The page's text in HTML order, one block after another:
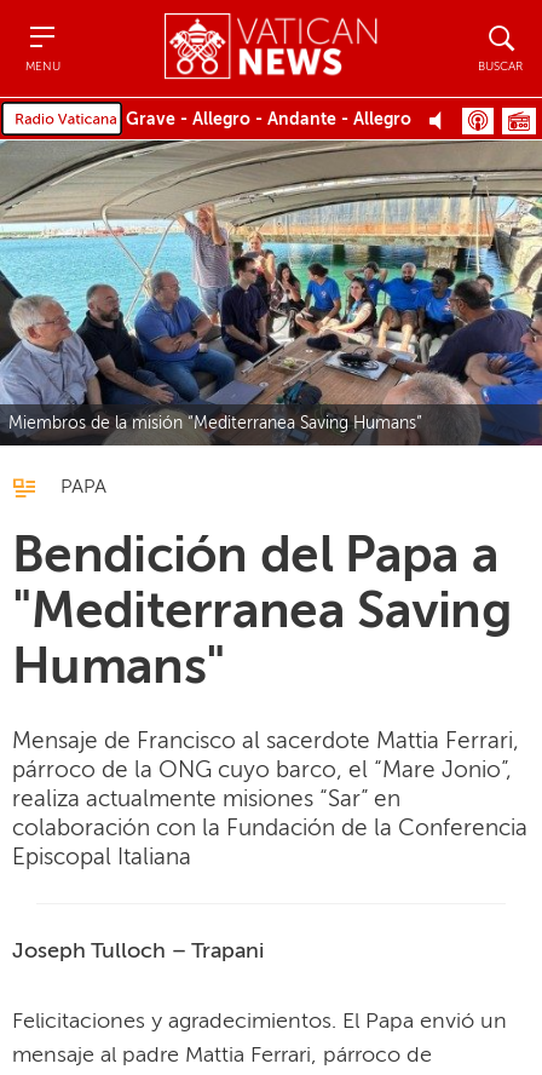
MENU BUSCAR
Grave - Allegro - Andante - Allegro
Miembros de la misión “Mediterranea Saving Humans”
PAPA
Bendición del Papa a
"Mediterranea Saving
Humans"
Mensaje de Francisco al sacerdote Mattia Ferrari,
párroco de la ONG cuyo barco, el “Mare Jonio”,
realiza actualmente misiones “Sar” en
colaboración con la Fundación de la Conferencia
Episcopal Italiana
Joseph Tulloch – Trapani
Felicitaciones y agradecimientos. El Papa envió un
mensaje al padre Mattia Ferrari, párroco de